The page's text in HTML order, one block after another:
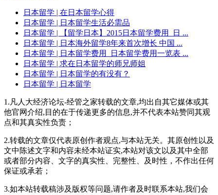
日本留学 | 在日本留学心得
日本留学 | 日本留学生活必需品
日本留学 | 【留学日本】2015日本留学费用_日 ...
日本留学 | 日本海外留学8年来首次增长 中国 ...
日本留学 | 日本留学费用_日本留学费用一览表 ...
日本留学 | 求在日本留学的师兄师姐
日本留学 | 日本留学的有没有？
日本留学 | 日本留学
1.凡人大经济论坛-经管之家转载的文章,均出自其它媒体或其
他官网介绍,目的在于传递更多的信息,并不代表本站赞同其观
点和其真实性负责；
2.转载的文章仅代表原创作者观点,与本站无关。其原创性以及
文中陈述文字和内容未经本站证实,本站对该文以及其中全部
或者部分内容、文字的真实性、完整性、及时性，不作出任何
保证或承若；
3.如本站转载稿涉及版权等问题,请作者及时联系本站,我们会